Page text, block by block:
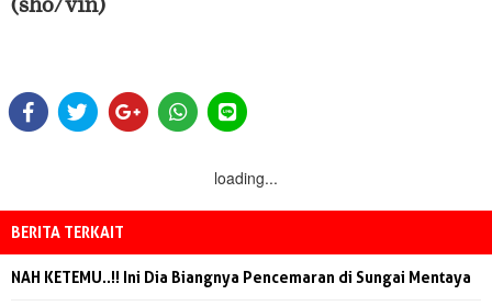
(sho/vin)
loading...
BERITA TERKAIT
NAH KETEMU..!! Ini Dia Biangnya Pencemaran di Sungai Mentaya